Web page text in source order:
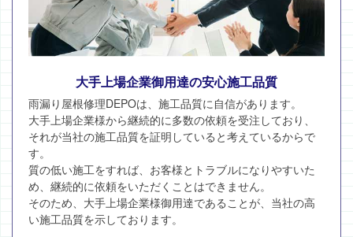
大手上場企業御用達の安心施工品質
雨漏り屋根修理DEPOは、施工品質に自信があります。
大手上場企業様から継続的に多数の依頼を受注しており、
それが当社の施工品質を証明していると考えているからで
す。
質の低い施工をすれば、お客様とトラブルになりやすいた
め、継続的に依頼をいただくことはできません。
そのため、大手上場企業様御用達であることが、当社の高
い施工品質を示しております。